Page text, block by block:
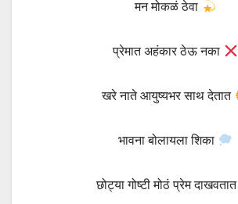
मन मोकळं ठेवा
प्रेमात अहंकार ठेऊ नका
खरे नाते आयुष्यभर साथ देतात
भावना बोलायला शिका
छोट्या गोष्टी मोठं प्रेम दाखवतात